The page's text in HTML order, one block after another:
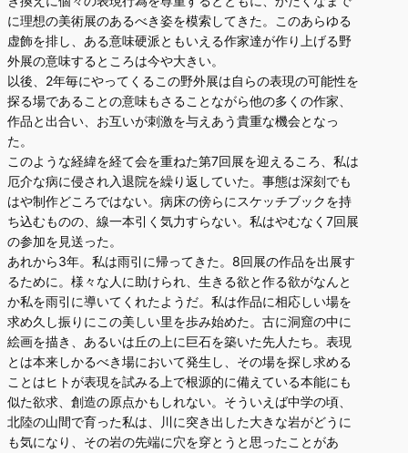
に理想の美術展のあるべき姿を模索してきた。このあらゆる
虚飾を排し、ある意味硬派ともいえる作家達が作り上げる野
外展の意味するところは今や大きい。
以後、2年毎にやってくるこの野外展は自らの表現の可能性を
探る場であることの意味もさることながら他の多くの作家、
作品と出合い、お互いが刺激を与えあう貴重な機会となっ
た。
このような経緯を経て会を重ねた第7回展を迎えるころ、私は
厄介な病に侵され入退院を繰り返していた。事態は深刻でも
はや制作どころではない。病床の傍らにスケッチブックを持
ち込むものの、線一本引く気力すらない。私はやむなく7回展
の参加を見送った。
あれから3年。私は雨引に帰ってきた。8回展の作品を出展す
るために。様々な人に助けられ、生きる欲と作る欲がなんと
か私を雨引に導いてくれたようだ。私は作品に相応しい場を
求め久し振りにこの美しい里を歩み始めた。古に洞窟の中に
絵画を描き、あるいは丘の上に巨石を築いた先人たち。表現
とは本来しかるべき場において発生し、その場を探し求める
ことはヒトが表現を試みる上で根源的に備えている本能にも
似た欲求、創造の原点かもしれない。そういえば中学の頃、
北陸の山間で育った私は、川に突き出した大きな岩がどうに
も気になり、その岩の先端に穴を穿とうと思ったことがあ